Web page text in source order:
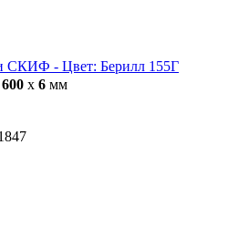
СКИФ - Цвет: Берилл 155Г
600 x 6 мм